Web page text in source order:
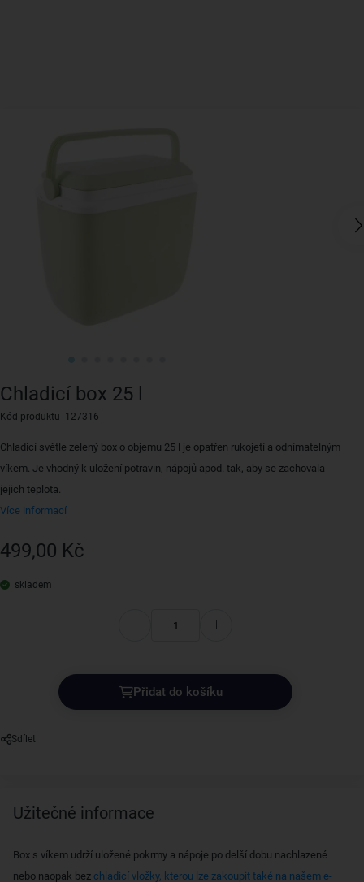
Chladicí box 25 l
Kód produktu 127316
Chladicí světle zelený box o objemu 25 l je opatřen rukojetí a odnímatelným
víkem. Je vhodný k uložení potravin, nápojů apod. tak, aby se zachovala
jejich teplota.
Více informací
499,00 Kč
skladem
Přidat do košíku
Sdílet
Užitečné informace
Box s víkem udrží uložené pokrmy a nápoje po delší dobu nachlazené
nebo naopak bez chladicí vložky, kterou lze zakoupit také na našem e-